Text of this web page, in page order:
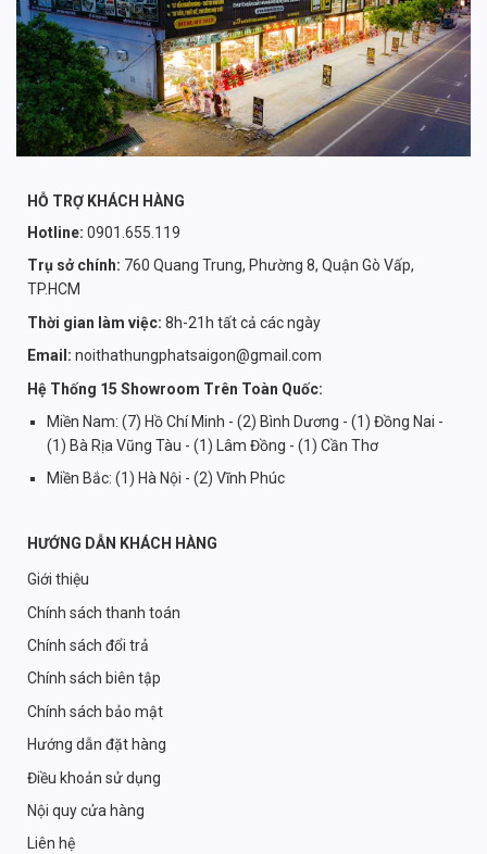
HỖ TRỢ KHÁCH HÀNG
Hotline: 0901.655.119
Trụ sở chính: 760 Quang Trung, Phường 8, Quận Gò Vấp,
TP.HCM
Thời gian làm việc: 8h-21h tất cả các ngày
Email: noithathungphatsaigon@gmail.com
Hệ Thống 15 Showroom Trên Toàn Quốc:
Miền Nam: (7) Hồ Chí Minh - (2) Bình Dương - (1) Đồng Nai -
(1) Bà Rịa Vũng Tàu - (1) Lâm Đồng - (1) Cần Thơ
Miền Bắc: (1) Hà Nội - (2) Vĩnh Phúc
HƯỚNG DẪN KHÁCH HÀNG
Giới thiệu
Chính sách thanh toán
Chính sách đổi trả
Chính sách biên tập
Chính sách bảo mật
Hướng dẫn đặt hàng
Điều khoản sử dụng
Nội quy cửa hàng
Liên hệ